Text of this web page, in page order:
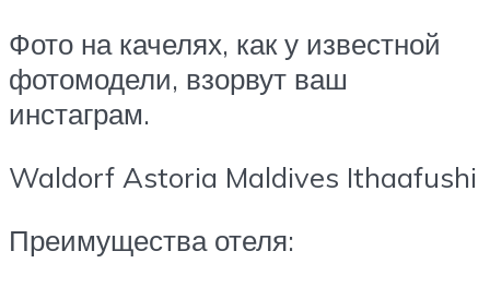
Фото на качелях, как у известной
фотомодели, взорвут ваш
инстаграм.
Waldorf Astoria Maldives Ithaafushi
Преимущества отеля: